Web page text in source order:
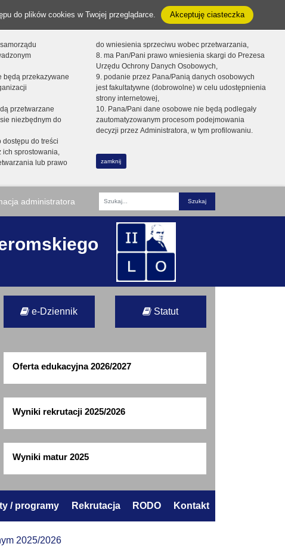
do plików cookies w Twojej przeglądarce. Akceptuję ciasteczka
będą przekazywane
przetwarzane
niezbędnym do
dostępu do treści
ich sprostowania,
lub prawo
do wniesienia sprzeciwu wobec przetwarzania,
8. ma Pan/Pani prawo wniesienia skargi do Prezesa
Urzędu Ochrony Danych Osobowych,
9. podanie przez Pana/Panią danych osobowych
jest fakultatywne (dobrowolne) w celu udostępnienia
strony internetowej,
10. Pana/Pani dane osobowe nie będą podlegały
zautomatyzowanym procesom podejmowania
decyzji przez Administratora, w tym profilowaniu.
zamknij
administratora
Fraza
e-Dziennik Statut
Oferta edukacyjna 2026/2027
Wyniki rekrutacji 2025/2026
Wyniki matur 2025
/ programy Rekrutacja RODO Kontakt
2025/2026